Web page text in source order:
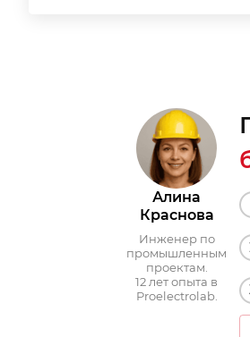
Алина
Краснова
Инженер по
промышленным
проектам.
12 лет опыта в
Proelectrolab.